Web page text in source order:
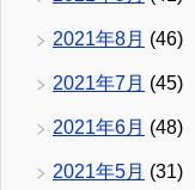
2021年8月 (46)
2021年7月 (45)
2021年6月 (48)
2021年5月 (31)